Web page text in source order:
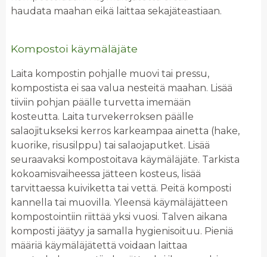
haudata maahan eikä laittaa sekajäteastiaan.
Kompostoi käymäläjäte
Laita kompostin pohjalle muovi tai pressu,
kompostista ei saa valua nesteitä maahan. Lisää
tiiviin pohjan päälle turvetta imemään
kosteutta. Laita turvekerroksen päälle
salaojitukseksi kerros karkeampaa ainetta (hake,
kuorike, risusilppu) tai salaojaputket. Lisää
seuraavaksi kompostoitava käymäläjäte. Tarkista
kokoamisvaiheessa jätteen kosteus, lisää
tarvittaessa kuiviketta tai vettä. Peitä komposti
kannella tai muovilla. Yleensä käymäläjätteen
kompostointiin riittää yksi vuosi. Talven aikana
komposti jäätyy ja samalla hygienisoituu. Pieniä
määriä käymäläjätettä voidaan laittaa